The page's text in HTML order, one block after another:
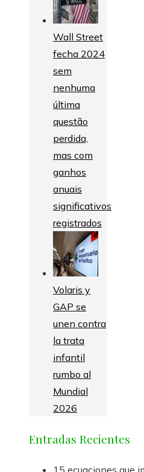
Wall Street
fecha 2024
sem
nenhuma
última
questão
perdida,
mas com
ganhos
anuais
significativos
registrados
Volaris y
GAP se
unen contra
la trata
infantil
rumbo al
Mundial
2026
Entradas Recientes